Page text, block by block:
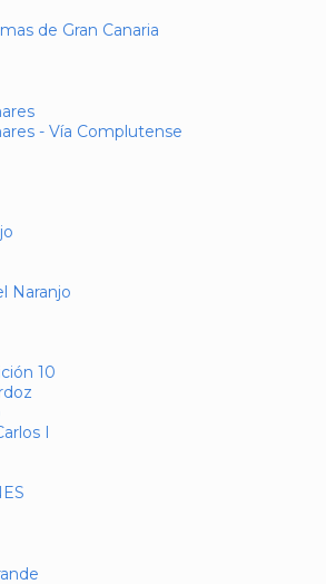
de Gran Canaria
- Vía Complutense
Naranjo
10
I